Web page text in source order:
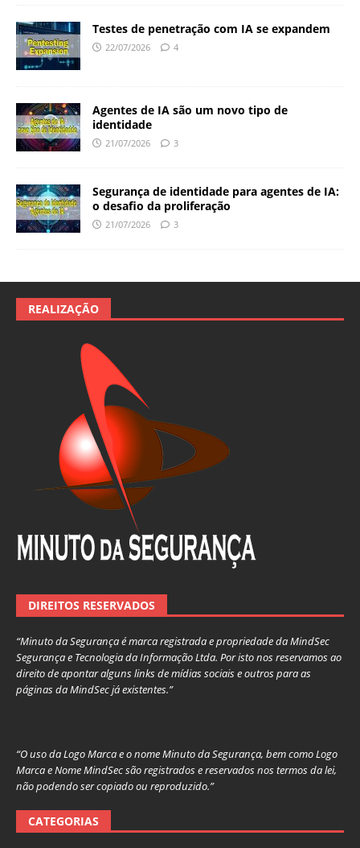
Testes de penetração com IA se expandem
22/07/2026 4
Agentes de IA são um novo tipo de
identidade
21/07/2026 3
Segurança de identidade para agentes de IA:
o desafio da proliferação
21/07/2026 3
REALIZAÇÃO
DIREITOS RESERVADOS
“Minuto da Segurança é marca registrada e propriedade da MindSec
Segurança e Tecnologia da Informação Ltda. Por isto nos reservamos ao
direito de apontar alguns links de mídias sociais e outros para as
páginas da MindSec já existentes.”
“O uso da Logo Marca e o nome Minuto da Segurança, bem como Logo
Marca e Nome MindSec são registrados e reservados nos termos da lei,
não podendo ser copiado ou reproduzido.”
CATEGORIAS